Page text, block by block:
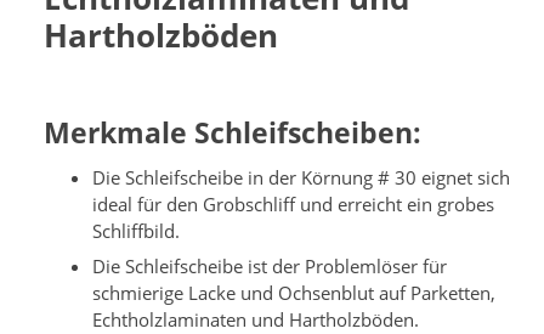
Hartholzböden
Merkmale Schleifscheiben:
Die Schleifscheibe in der Körnung # 30 eignet sich
ideal für den Grobschliff und erreicht ein grobes
Schliffbild.
Die Schleifscheibe ist der Problemlöser für
schmierige Lacke und Ochsenblut auf Parketten,
Echtholzlaminaten und Hartholzböden.